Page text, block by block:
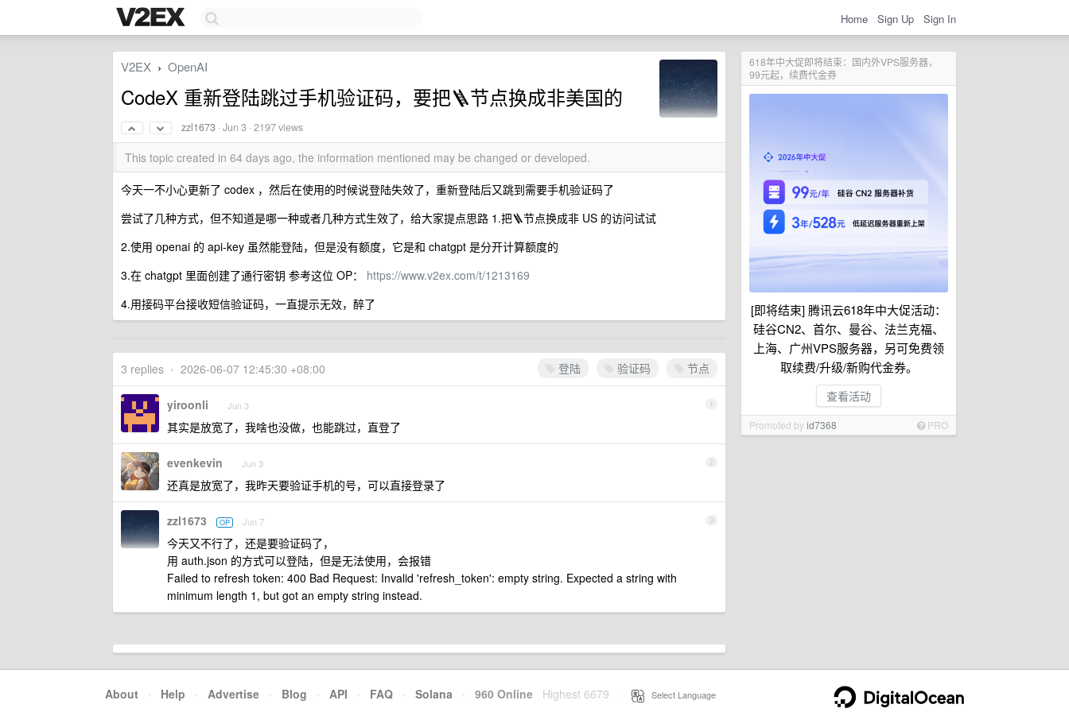
Home Sign Up Sign In
618年中大促即将结束：国内外VPS服务器，
99元起，续费代金券
[即将结束] 腾讯云618年中大促活动：
硅谷CN2、首尔、曼谷、法兰克福、
上海、广州VPS服务器，另可免费领
取续费/升级/新购代金券。
查看活动
Promoted byid7368 PRO
V2EX › OpenAI
CodeX 重新登陆跳过手机验证码，要把🪜节点换成非美国的
zzl1673 ·Jun 3 · 2197 views
This topic created in 64 days ago, the information mentioned may be changed or developed.
今天一不小心更新了 codex ，然后在使用的时候说登陆失效了，重新登陆后又跳到需要手机验证码了
尝试了几种方式，但不知道是哪一种或者几种方式生效了，给大家提点思路 1.把🪜节点换成非 US 的访问试试
2.使用 openai 的 api-key 虽然能登陆，但是没有额度，它是和 chatgpt 是分开计算额度的
3.在 chatgpt 里面创建了通行密钥 参考这位 OP： https://www.v2ex.com/t/1213169
4.用接码平台接收短信验证码，一直提示无效，醉了
登陆 验证码 节点
3 replies • 2026-06-07 12:45:30 +08:00
1
yiroonli Jun 3
其实是放宽了，我啥也没做，也能跳过，直登了
2
evenkevin Jun 3
还真是放宽了，我昨天要验证手机的号，可以直接登录了
3
zzl1673 OP Jun 7
今天又不行了，还是要验证码了，
用 auth.json 的方式可以登陆，但是无法使用，会报错
Failed to refresh token: 400 Bad Request: Invalid 'refresh_token': empty string. Expected a string with
minimum length 1, but got an empty string instead.
About · Help · Advertise · Blog · API · FAQ · Solana · 960 Online Highest 6679 Select Language